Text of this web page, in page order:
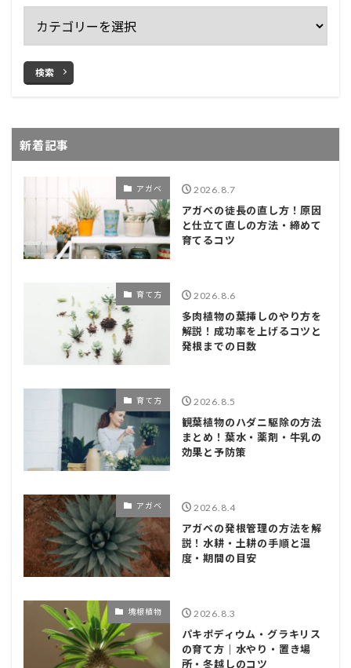
検索
新着記事
アガベ 2026.8.7
アガベの徒長の直し方！原因
と仕立て直しの方法・締めて
育てるコツ
育て方 2026.8.6
多肉植物の葉挿しのやり方を
解説！成功率を上げるコツと
発根までの日数
育て方 2026.8.5
観葉植物のハダニ駆除の方法
まとめ！葉水・薬剤・牛乳の
効果と予防策
アガベ 2026.8.4
アガベの発根管理の方法を解
説！水耕・土耕の手順と温
度・期間の目安
塊根植物 2026.8.3
パキポディウム・グラキリス
の育て方｜水やり・置き場
所・冬越しのコツ